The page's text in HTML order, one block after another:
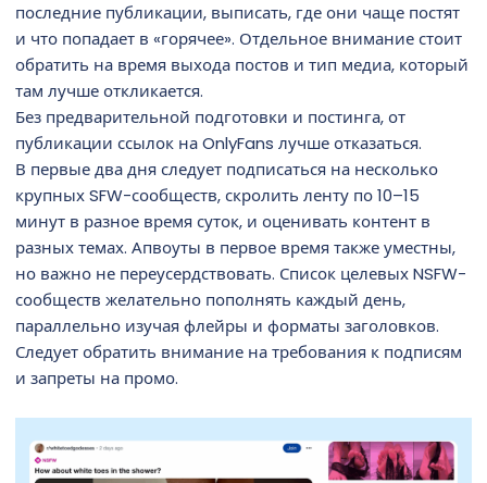
последние публикации, выписать, где они чаще постят
и что попадает в «горячее». Отдельное внимание стоит
обратить на время выхода постов и тип медиа, который
там лучше откликается.
Без предварительной подготовки и постинга, от
публикации ссылок на OnlyFans лучше отказаться.
В первые два дня следует подписаться на несколько
крупных SFW-сообществ, скролить ленту по 10–15
минут в разное время суток, и оценивать контент в
разных темах. Апвоуты в первое время также уместны,
но важно не переусердствовать. Список целевых NSFW-
сообществ желательно пополнять каждый день,
параллельно изучая флейры и форматы заголовков.
Следует обратить внимание на требования к подписям
и запреты на промо.